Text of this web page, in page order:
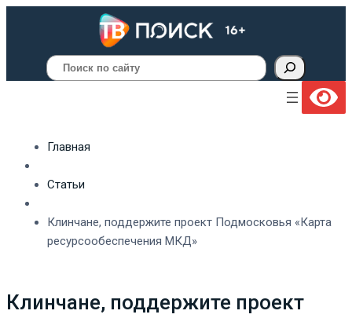
Поиск
Главная
Статьи
Клинчане, поддержите проект Подмосковья «Карта
ресурсообеспечения МКД»
Клинчане, поддержите проект